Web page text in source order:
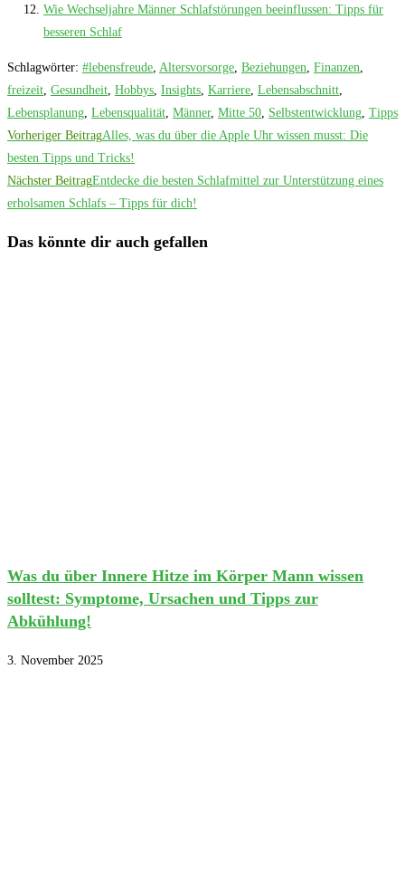
Wie Wechseljahre Männer Schlafstörungen beeinflussen: Tipps für
besseren Schlaf
Schlagwörter: #lebensfreude Altersvorsorge Beziehungen Finanzen
freizeit Gesundheit Hobbys Insights Karriere Lebensabschnitt
Lebensplanung Lebensqualität Männer, Mitte 50 Selbstentwicklung Tipps
Weitere
Artikel
ansehen
Vorheriger BeitragAlles, was du über die Apple Uhr wissen musst: Die
besten Tipps und Tricks!
Nächster BeitragEntdecke die besten Schlafmittel zur Unterstützung eines
erholsamen Schlafs – Tipps für dich!
Das könnte dir auch gefallen
Was du über Innere Hitze im Körper Mann wissen
solltest: Symptome, Ursachen und Tipps zur
Abkühlung!
3. November 2025